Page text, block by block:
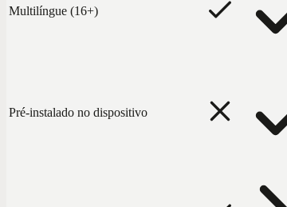
Multilíngue (16+)
Pré-instalado no dispositivo